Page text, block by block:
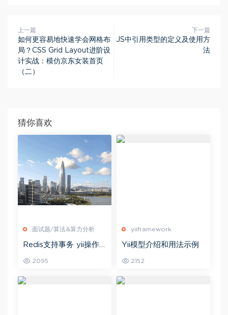
上一篇
如何更容易地快速学会网格布
局？CSS Grid Layout进阶设
计实战：模仿京东女装首页
（二）
下一篇
JS中引用类型的定义及使用方
法
猜你喜欢
面试题/算法&算力分析
Redis支持事务 yii操作
2095
yiiframework
Yii模型介绍和用法示例
2152